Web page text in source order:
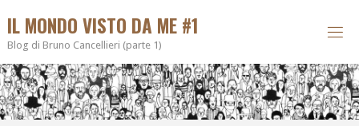
IL MONDO VISTO DA ME #1
Blog di Bruno Cancellieri (parte 1)